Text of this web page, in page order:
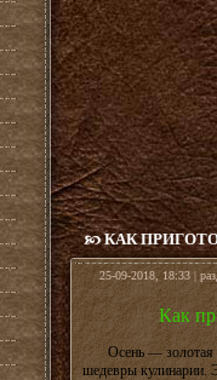
КАК
25-09-2018, 18:33 |
Как
Осень — золотая
шедевры кулинарии.